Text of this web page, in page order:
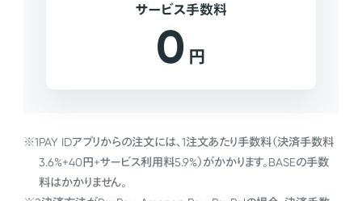
サービス手数料
0 円
※1PAY IDアプリからの注文には、1注文あたり手数料（決済手数料
3.6%+40円+サービス利用料5.9%）がかかります。BASEの手数
料はかかりません。